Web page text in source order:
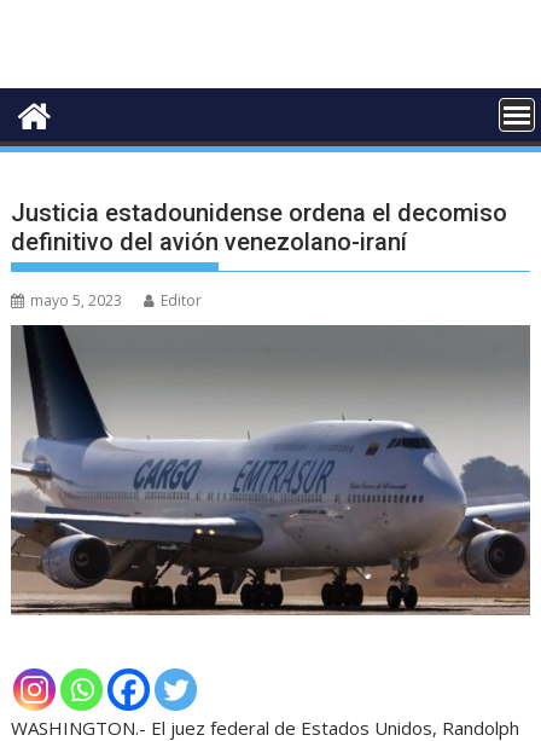
Justicia estadounidense ordena el decomiso
definitivo del avión venezolano-iraní
mayo 5, 2023 Editor
WASHINGTON.- El juez federal de Estados Unidos, Randolph